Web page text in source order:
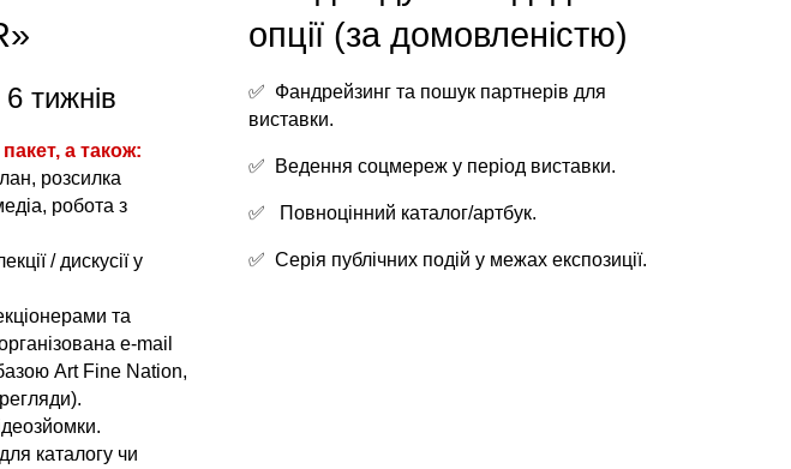
6 тижнів
а також:
розсилка
робота з
/ дискусії у
та
e-mail
Art Fine Nation,
).
каталогу чи
опції (за домовленістю)
✅ Фандрейзинг та пошук партнерів для
виставки.
✅ Ведення соцмереж у період виставки.
✅ Повноцінний каталог/артбук.
✅ Серія публічних подій у межах експозиції.